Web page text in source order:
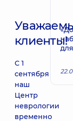
клиенты!
С 1
сентября
наш
Центр
неврологии
временно